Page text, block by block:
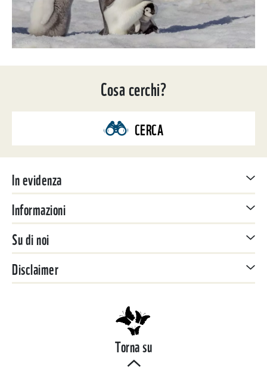
Cosa cerchi?
CERCA
In evidenza
Informazioni
Su di noi
Disclaimer
Torna su